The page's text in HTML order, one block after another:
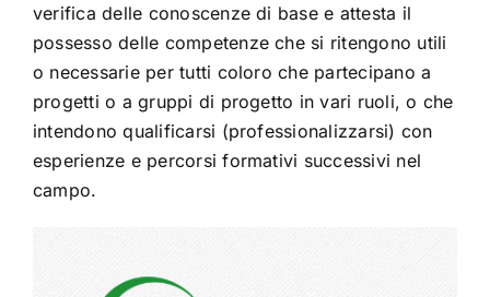
verifica delle conoscenze di base e attesta il
possesso delle competenze che si ritengono utili
o necessarie per tutti coloro che partecipano a
progetti o a gruppi di progetto in vari ruoli, o che
intendono qualificarsi (professionalizzarsi) con
esperienze e percorsi formativi successivi nel
campo.